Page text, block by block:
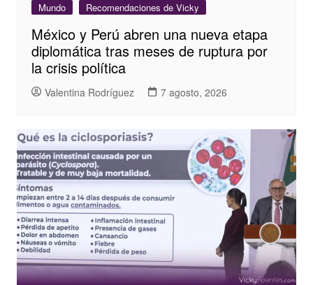
Mundo Recomendaciones de Vicky
México y Perú abren una nueva etapa
diplomática tras meses de ruptura por
la crisis política
Valentina Rodríguez 7 agosto, 2026